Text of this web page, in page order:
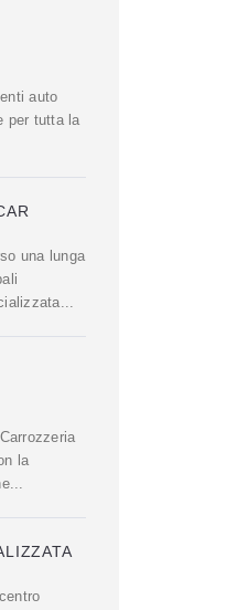
auto
per tutta la
una lunga
la